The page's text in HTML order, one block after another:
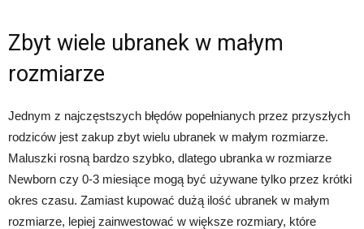
Zbyt wiele ubranek w małym
rozmiarze
Jednym z najczęstszych błędów popełnianych przez przyszłych
rodziców jest zakup zbyt wielu ubranek w małym rozmiarze.
Maluszki rosną bardzo szybko, dlatego ubranka w rozmiarze
Newborn czy 0-3 miesiące mogą być używane tylko przez krótki
okres czasu. Zamiast kupować dużą ilość ubranek w małym
rozmiarze, lepiej zainwestować w większe rozmiary, które